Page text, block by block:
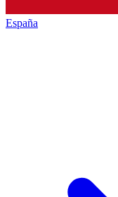
España